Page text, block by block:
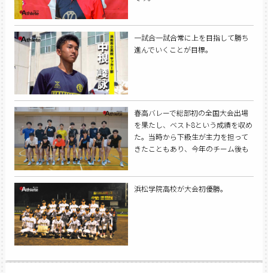
一試合一試合常に上を目指して勝ち
進んでいくことが目標。
春高バレーで総部初の全国大会出場
を果たし、ベスト8という成績を収め
た。当時から下級生が主力を担って
きたこともあり、今年のチーム後も
浜松学院高校が大会初優勝。